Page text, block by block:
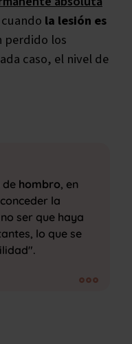
la lesión es
perdido los
caso, el nivel de
de hombro, en
la
ser que haya
lo que se